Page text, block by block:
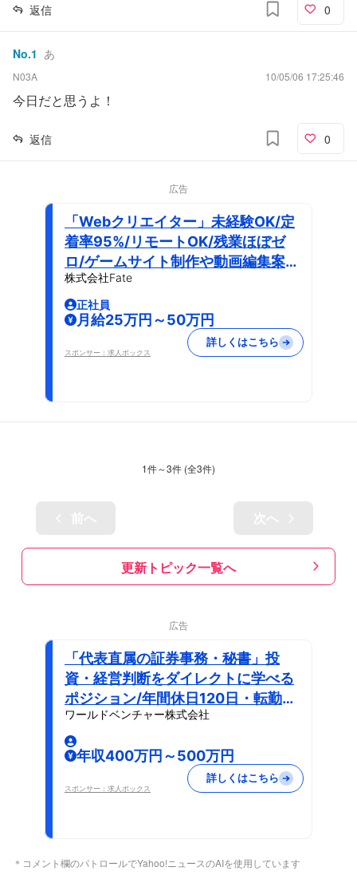
返信 0
No.1 あ
N03A 10/05/06 17:25:46
今日だと思うよ！
返信 0
広告
「Webクリエイター」未経験OK/定
着率95%/リモートOK/残業ほぼゼ
ロ/ゲームサイト制作や動画編集案件
も/土日祝休み
株式会社Fate
正社員
月給25万円～50万円
スポンサー：求人ボックス
詳しくはこちら
1件～3件 (全3件)
更新トピック一覧へ
広告
「代表直属の証券事務・秘書」投
資・経営判断をダイレクトに学べる
ポジション/年間休日120日・転勤な
しで働きやすさ良好
ワールドベンチャー株式会社
年収400万円～500万円
スポンサー：求人ボックス
詳しくはこちら
＊コメント欄のパトロールでYahoo!ニュースのAIを使用しています